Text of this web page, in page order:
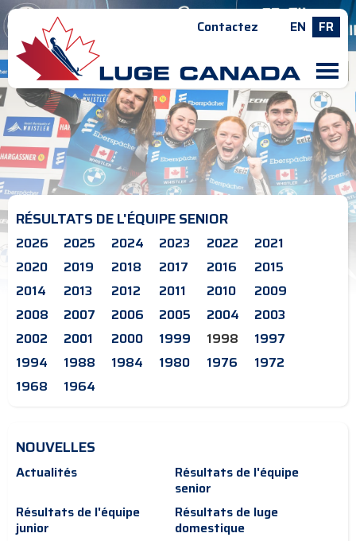
Contactez EN FR
M
RÉSULTATS DE L'ÉQUIPE SENIOR
2026 2025 2024 2023 2022
2021
2020
2019 2018 2017 2016
2015
2014
2013 2012 2011 2010
2009
2008
2007 2006 2005 2004
2003
2002
2001 2000 1999 1998
1997
1994
1988 1984 1980 1976
1972
1968
1964
NOUVELLES
Actualités
Résultats de l'équipe
senior
Résultats de l'équipe
junior
Résultats de luge
domestique